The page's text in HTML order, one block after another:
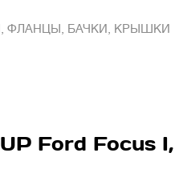
ФЛАНЦЫ, БАЧКИ, КРЫШКИ
Ford Focus